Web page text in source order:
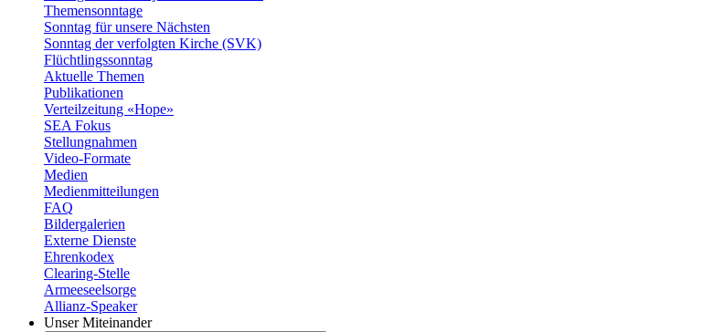
Themensonntage
Sonntag für unsere Nächsten
Sonntag der verfolgten Kirche (SVK)
Flüchtlingssonntag
Aktuelle Themen
Publikationen
Verteilzeitung «Hope»
SEA Fokus
Stellungnahmen
Video-Formate
Medien
Medienmitteilungen
FAQ
Bildergalerien
Externe Dienste
Ehrenkodex
Clearing-Stelle
Armeeseelsorge
Allianz-Speaker
Unser Miteinander